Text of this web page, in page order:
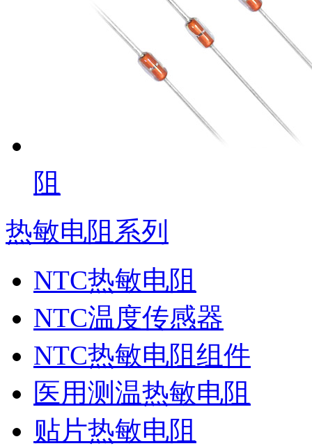
阻
热敏电阻系列
NTC热敏电阻
NTC温度传感器
NTC热敏电阻组件
医用测温热敏电阻
贴片热敏电阻